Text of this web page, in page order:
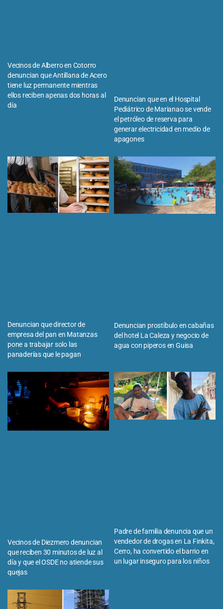
Vecinos de Alberro en Cotorro
denuncian que Antillana de Acero
tiene luz permanente mientras
ellos reciben apenas dos horas al
día
Denuncian que en el Hospital
Pediátrico de Marianao se vende
el petróleo de reserva para
generar electricidad en medio de
apagones
Denuncian que director de
empresa del pan en Matanzas
pone a trabajar solo las
panaderías que le pagan
Denuncian prostíbulo en cabañas
del hotel La Caleza y negocio de
agua con piperos en Guisa
Vecinos de Diezmero denuncian
que reciben 30 minutos de luz al
día y que el OSDE no atiende sus
quejas
Padre de familia denuncia que un
vendedor de drogas en La Finkita,
Cerro, ha convertido el barrio en
un lugar inseguro para los niños